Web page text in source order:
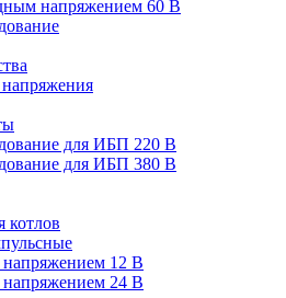
напряжением 60 В
напряжения
для ИБП 220 В
для ИБП 380 В
котлов
12 В
24 В